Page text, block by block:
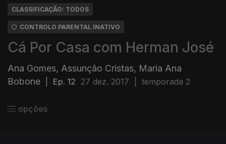
CLASSIFICAÇÃO: TODOS
CONTROLO PARENTAL INATIVO
Cá Por Casa com Herman José
Ana Gomes, Assunção Cristas, Maria Ana
Bobone
Ep. 12 27 dez. 2017 temporada 2
opções